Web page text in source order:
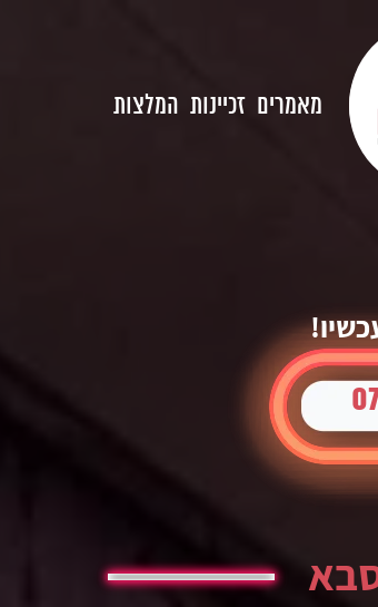
מאמרים זכיינות המלצות